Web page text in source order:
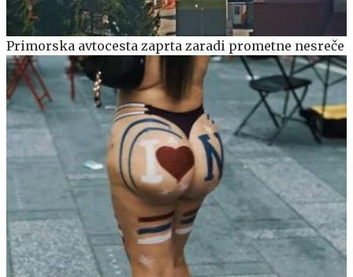
Primorska avtocesta zaprta zaradi prometne nesreče